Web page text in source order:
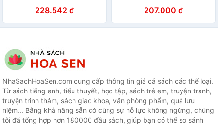
228.542 đ 207.000 đ
NhaSachHoaSen.com cung cấp thông tin giá cả sách các thể loại.
Từ sách tiếng anh, tiểu thuyết, học tập, sách trẻ em, truyện tranh,
truyện trinh thám, sách giao khoa, văn phòng phẩm, quà lưu
niệm... Bằng khả năng sẵn có cùng sự nỗ lực không ngừng, chúng
tôi đã tổng hợp hơn 180000 đầu sách, giúp bạn có thể so sánh